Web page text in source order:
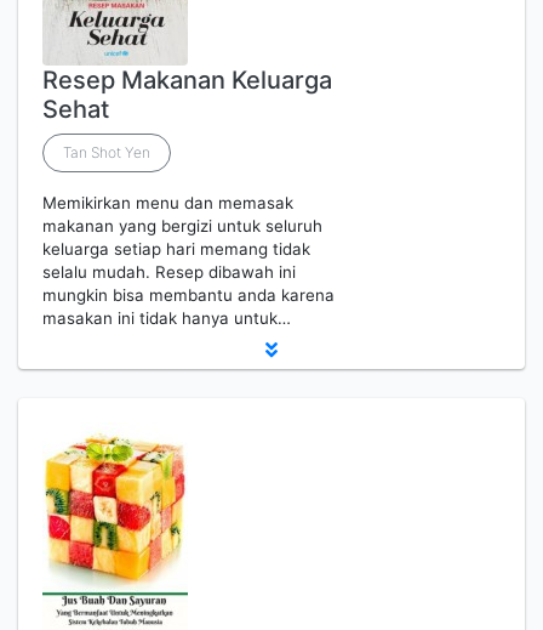
Resep Makanan Keluarga
Sehat
Tan Shot Yen
Memikirkan menu dan memasak
makanan yang bergizi untuk seluruh
keluarga setiap hari memang tidak
selalu mudah. Resep dibawah ini
mungkin bisa membantu anda karena
masakan ini tidak hanya untuk…